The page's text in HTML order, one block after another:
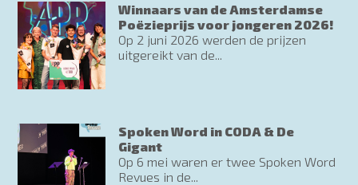
Winnaars van de Amsterdamse
Poëzieprijs voor jongeren 2026!
Op 2 juni 2026 werden de prijzen
uitgereikt van de...
Spoken Word in CODA & De
Gigant
Op 6 mei waren er twee Spoken Word
Revues in de...